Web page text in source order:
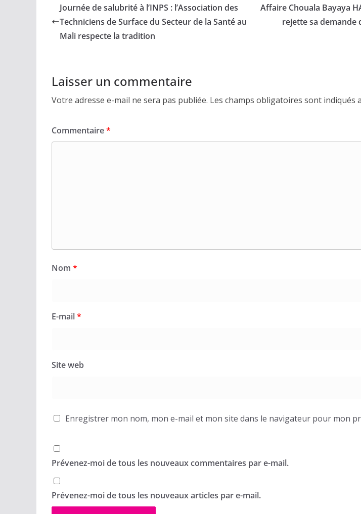
Journée de salubrité à l’INPS : l’Association des
Techniciens de Surface du Secteur de la Santé au
Mali respecte la tradition
Affaire Chouala Bayaya
rejette sa
Laisser un commentaire
Votre adresse e-mail ne sera pas publiée. Les champs obligatoires sont indiqués
Commentaire*
Nom *
E-mail*
Site web
Enregistrer mon nom, mon e-mail et mon site dans le navigateur pour mon
Prévenez-moi de tous les nouveaux commentaires par e-mail.
Prévenez-moi de tous les nouveaux articles par e-mail.